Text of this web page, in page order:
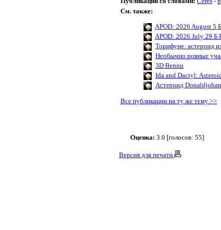
См. также:
APOD: 2026 August 5
APOD: 2026 July 29 Б
Торифуне: астероид
Необычно ровные
3D Bennu
Ida and Dactyl:
Астероид
Все публикации на ту же тему >>
Оценка: 3.0 [голосов: 55]
Версия для печати